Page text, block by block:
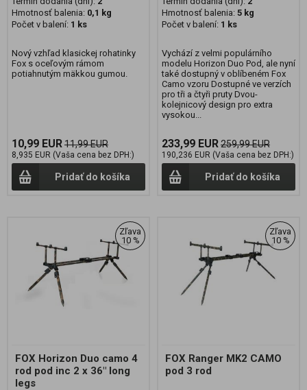
Hmotnosť balenia: 0,1 kg
Počet v balení: 1 ks
Nový vzhľad klasickej rohatinky
Fox s oceľovým rámom
potiahnutým mäkkou gumou.
10,99 EUR11,99 EUR
8,935 EUR (Vaša cena bez DPH:)
Pridať do košíka
Hmotnosť balenia: 5 kg
Počet v balení: 1 ks
Vychází z velmi populárního
modelu Horizon Duo Pod, ale nyní
také dostupný v oblíbeném Fox
Camo vzoru Dostupné ve verzích
pro tři a čtyři pruty Dvou-
kolejnicový design pro extra
vysokou...
233,99 EUR259,99 EUR
190,236 EUR (Vaša cena bez DPH:)
Pridať do košíka
Zľava
10 %
FOX Horizon Duo camo 4
rod pod inc 2 x 36" long
legs
Zľava
10 %
FOX Ranger MK2 CAMO
pod 3 rod